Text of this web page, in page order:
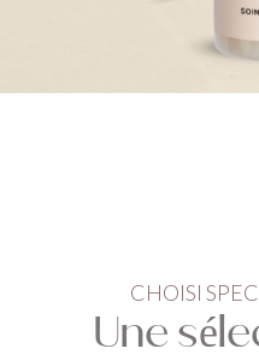
CHOISI
Une